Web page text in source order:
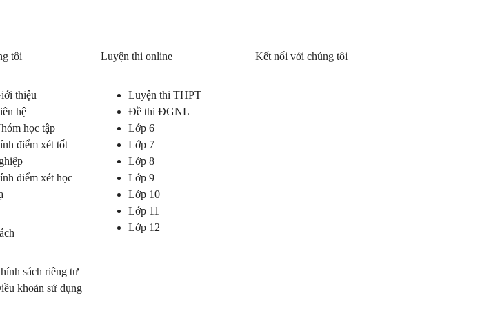
tôi
thiệu
hệ
học tập
điểm xét tốt
điểm xét học
sách riêng tư
khoản sử dụng
Luyện thi online
Luyện thi THPT
Đề thi ĐGNL
Lớp 6
Lớp 7
Lớp 8
Lớp 9
Lớp 10
Lớp 11
Lớp 12
Kết nối với chúng tôi